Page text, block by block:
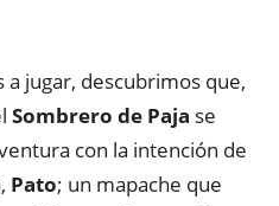
jugar, descubrimos que,
Sombrero de Paja se
con la intención de
Pato; un mapache que